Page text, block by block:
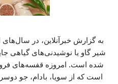
به گزارش خبرآنلاین، در
شیر گاو یا نوشیدنی‌های گیاهی
شده است. امروزه قفسه‌های
است که از سویا، بادام، جو